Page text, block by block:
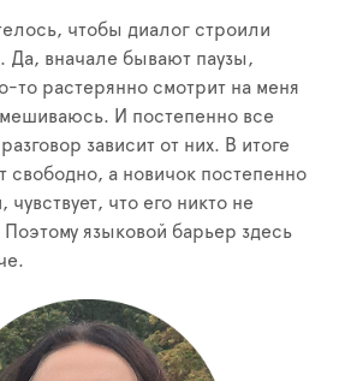
чтобы диалог строили
Да, вначале бывают паузы,
то растерянно смотрит на меня
И постепенно все
зависит от них. В итоге
свободно, а новичок постепенно
чувствует, что его никто не
Поэтому языковой барьер здесь